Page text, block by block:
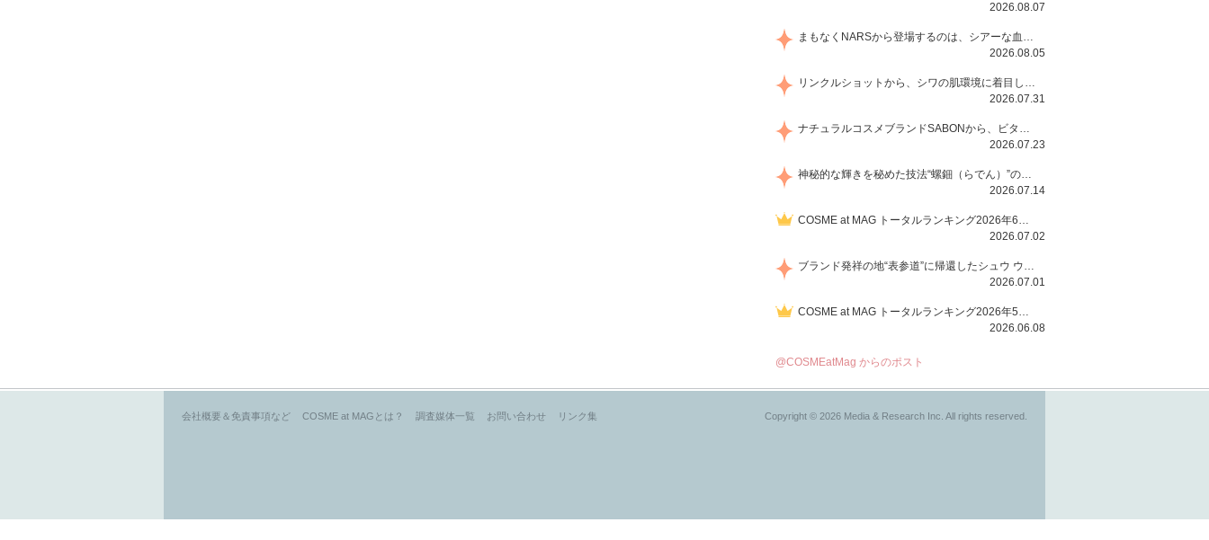
2026.08.07
まもなくNARSから登場するのは、シアーな血色感と高揚感が魅力の新作リキッドブラッシュ「インセイシャブル リキッドブラッシュ」と、ゴールデンアワーに染まる空にインスピレーションを得た「アフターグロー リップシャイン」の新色！夏をハックして！
2026.08.05
リンクルショットから、シワの肌環境に着目した初のローションとナイトクリームが登場！デイリーケアで、シワ特有の肌環境を改善し、シワが目立たない肌へと導きます。
2026.07.31
ナチュラルコスメブランドSABONから、ビタミンC配合のビタミンスムージーマスク「ラディアンスマスク」と、ペパーミントにオーガニックハーブを凝縮したジェルの涼感トリートメント美容液「スカルプセラム リフレッシング」が登場！日々のデイリーケアで、過酷な猛暑で疲れた肌や頭皮をサポート、心地よくリフレッシュし、優しく肌を整えます。
2026.07.23
神秘的な輝きを秘めた技法“螺鈿（らでん）”の多彩で多様な煌めきに着想を得たSUQQUの2026 秋 カラーコレクションから登場するのは、艶然と輝くアイシャドウや偏光パールを配したフェイスカラー、繊細なパールの煌めくネイル、そしてそれらを際立てる“朧げな艶”を秘めた新リクイドリップ「ブラー リクイド リップ」。強さを秘めたまろやかな洗練の表情に。
2026.07.14
COSME at MAG トータルランキング2026年6月号
2026.07.02
ブランド発祥の地“表参道”に帰還したシュウ ウエムラから、“骨格美“を叶えるクレヨンタイプのフェイスカラー「スカルプト クレヨン」と、ブランド初のリノベーションで進化した名品アイブロウ「ハード フォーミュラ ハード 10」が登場！
2026.07.01
COSME at MAG トータルランキング2026年5月号
2026.06.08
@COSMEatMag からのポスト
会社概要＆免責事項など COSME at MAGとは？ 調査媒体一覧 お問い合わせ リンク集 Copyright © 2026 Media & Research Inc. All rights reserved.